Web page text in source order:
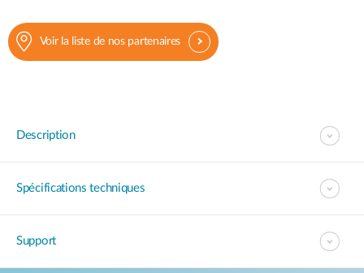
Voir la liste de nos partenaires
Description
Spécifications techniques
Support